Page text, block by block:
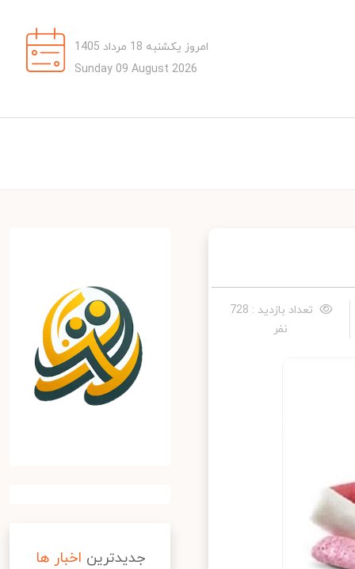
امروز یکشنبه 18 مرداد 1405
Sunday 09 August 2026
تعداد بازدید : 728
نفر
جدیدترین اخبار ها